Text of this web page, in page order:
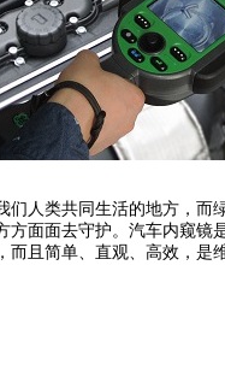
们人类共同生活的地方，而
方面面去守护。汽车内窥镜
而且简单、直观、高效，是